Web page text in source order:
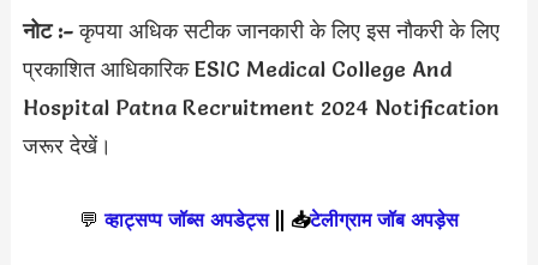
नोट :-कृपया अधिक सटीक जानकारी के लिए इस नौकरी के लिए
प्रकाशित आधिकारिक ESIC Medical College And
Hospital Patna Recruitment 2024 Notification
जरूर देखें।
💬 व्हाट्सप्प जॉब्स अपडेट्स|| 📥टेलीग्राम जॉब अपड़ेस